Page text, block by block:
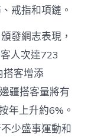
戒指和項鏈。
發網志表現，
人次達723
搭客增添
疆搭客量將有
年上升約6%。
少盛事運動和